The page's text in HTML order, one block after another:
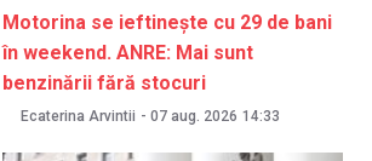
Motorina se ieftinește cu 29 de bani
în weekend. ANRE: Mai sunt
benzinării fără stocuri
Ecaterina Arvintii - 07 aug. 2026 14:33